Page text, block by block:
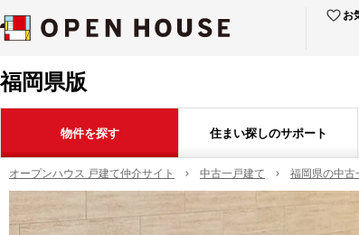
お
福岡県版
物件を探す 住まい探しのサポート
オープンハウス 戸建て仲介サイト 中古一戸建て 福岡県の中古